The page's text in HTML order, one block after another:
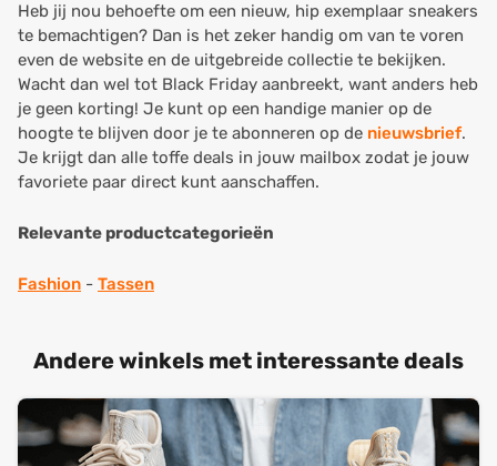
Heb jij nou behoefte om een nieuw, hip exemplaar sneakers
te bemachtigen? Dan is het zeker handig om van te voren
even de website en de uitgebreide collectie te bekijken.
Wacht dan wel tot Black Friday aanbreekt, want anders heb
je geen korting! Je kunt op een handige manier op de
hoogte te blijven door je te abonneren op de nieuwsbrief.
Je krijgt dan alle toffe deals in jouw mailbox zodat je jouw
favoriete paar direct kunt aanschaffen.
Relevante productcategorieën
Fashion - Tassen
Andere winkels met interessante deals